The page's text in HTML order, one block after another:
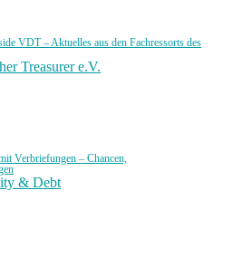
VDT – Aktuelles aus den Fachressorts des
Treasurer e.V.
Verbriefungen – Chancen,
& Debt